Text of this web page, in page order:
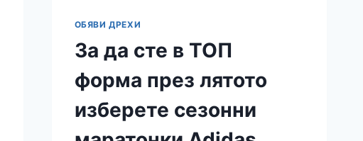
ОБЯВИ ДРЕХИ
За да сте в ТОП
форма през лятото
изберете сезонни